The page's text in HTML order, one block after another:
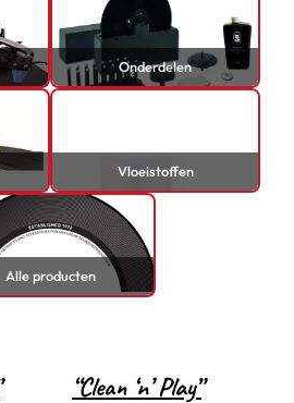
Onderdelen
Vloeistoffen
Alle producten
“Clean ‘n’ Play”